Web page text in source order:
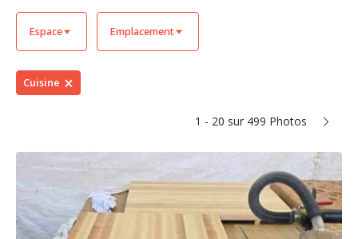
Espace Emplacement
Cuisine
1 - 20 sur 499 Photos